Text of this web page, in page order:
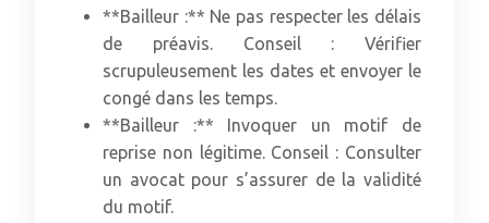
**Bailleur :** Ne pas respecter les délais
de préavis. Conseil : Vérifier
scrupuleusement les dates et envoyer le
congé dans les temps.
**Bailleur :** Invoquer un motif de
reprise non légitime. Conseil : Consulter
un avocat pour s’assurer de la validité
du motif.